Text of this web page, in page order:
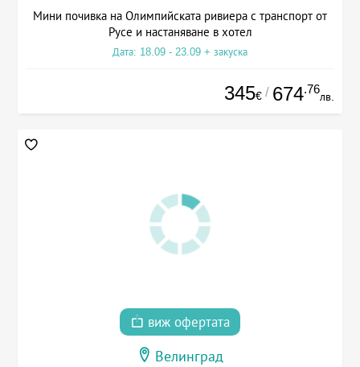
Мини почивка на Олимпийската ривиера с транспорт от
Русе и настаняване в хотел
Дата: 18.09 - 23.09 + закуска
345€ / 674.76
лв.
виж офертата
Велинград